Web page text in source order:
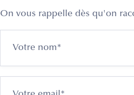
On vous rappelle dès qu'on